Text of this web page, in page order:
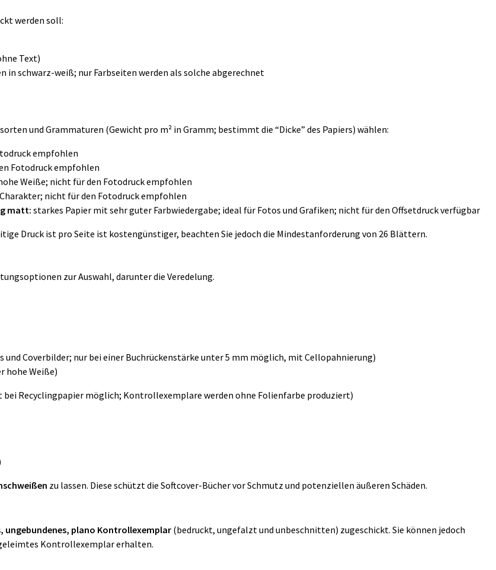
werden soll:
Text)
in schwarz-weiß; nur Farbseiten werden als solche abgerechnet
und Grammaturen (Gewicht pro m² in Gramm; bestimmt die “Dicke” des Papiers) wählen:
empfohlen
Fotodruck empfohlen
Weiße; nicht für den Fotodruck empfohlen
nicht für den Fotodruck empfohlen
g matt: starkes Papier mit sehr guter Farbwiedergabe; ideal für Fotos und Grafiken; nicht für den Offsetdruck verfügbar
Druck ist pro Seite ist kostengünstiger, beachten Sie jedoch die Mindestanforderung von 26 Blättern.
zur Auswahl, darunter die Veredelung.
Coverbilder; nur bei einer Buchrückenstärke unter 5 mm möglich, mit Cellopahnierung)
hohe Weiße)
bei Recyclingpapier möglich; Kontrollexemplare werden ohne Folienfarbe produziert)
zu lassen. Diese schützt die Softcover-Bücher vor Schmutz und potenziellen äußeren Schäden.
ungebundenes, plano Kontrollexemplar (bedruckt, ungefalzt und unbeschnitten) zugeschickt. Sie können jedoch
Kontrollexemplar erhalten.